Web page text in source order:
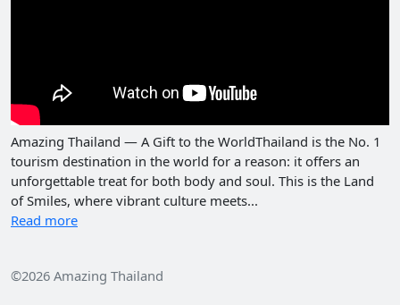
Amazing Thailand — A Gift to the WorldThailand is the No. 1
tourism destination in the world for a reason: it offers an
unforgettable treat for both body and soul. This is the Land
of Smiles, where vibrant culture meets...
Read more
©2026 Amazing Thailand